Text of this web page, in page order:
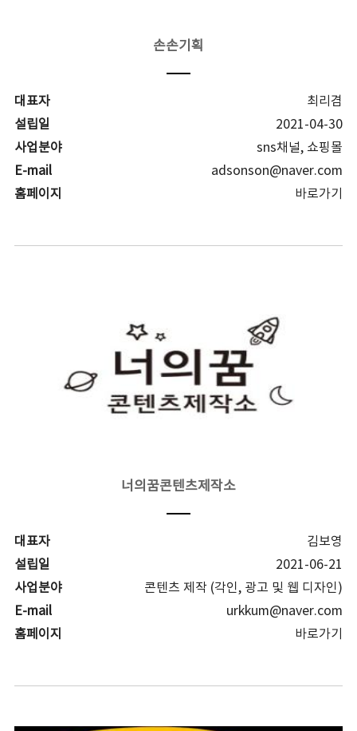
손손기획
대표자
최리겸
설립일
2021-04-30
사업분야
sns채널, 쇼핑몰
E-mail
adsonson@naver.com
홈페이지
바로가기
너의꿈콘텐츠제작소
대표자
김보영
설립일
2021-06-21
사업분야
콘텐츠 제작 (각인, 광고 및 웹 디자인)
E-mail
urkkum@naver.com
홈페이지
바로가기